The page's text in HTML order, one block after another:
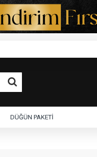
DÜĞÜN PAKETI